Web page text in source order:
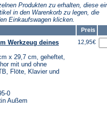
Produkten zu erhalten, diese
in den Warenkorb zu legen, die
Einkaufswagen klicken.
Preis
Werkzeug deines
x 29,7 cm, geheftet,
mit und ohne
Flöte, Klavier und
0
Außem
12,95€